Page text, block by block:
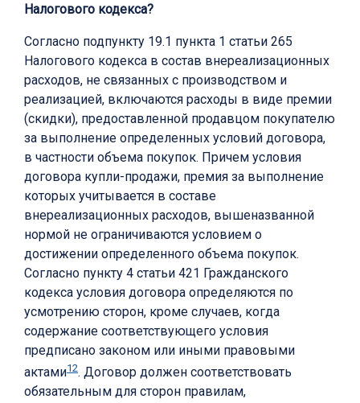
Налогового кодекса?
Согласно подпункту 19.1 пункта 1 статьи 265
Налогового кодекса в состав внереализационных
расходов, не связанных с производством и
реализацией, включаются расходы в виде премии
(скидки), предоставленной продавцом покупателю
за выполнение определенных условий договора,
в частности объема покупок. Причем условия
договора купли-продажи, премия за выполнение
которых учитывается в составе
внереализационных расходов, вышеназванной
нормой не ограничиваются условием о
достижении определенного объема покупок.
Согласно пункту 4 статьи 421 Гражданского
кодекса условия договора определяются по
усмотрению сторон, кроме случаев, когда
содержание соответствующего условия
предписано законом или иными правовыми
актами12. Договор должен соответствовать
обязательным для сторон правилам,